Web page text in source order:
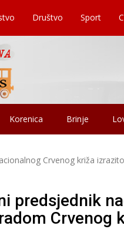
Društvo Sport
Korenica Brinje
Crvenog križa
predsjednik
Crvenog